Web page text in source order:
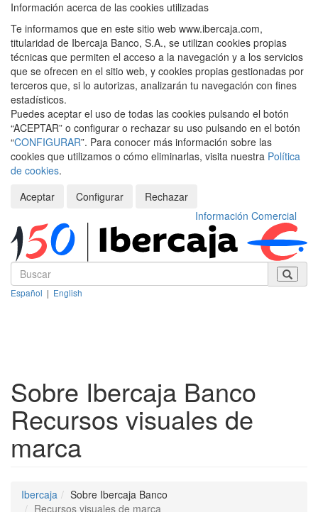
Información acerca de las cookies utilizadas
Te informamos que en este sitio web www.ibercaja.com,
titularidad de Ibercaja Banco, S.A., se utilizan cookies propias
técnicas que permiten el acceso a la navegación y a los servicios
que se ofrecen en el sitio web, y cookies propias gestionadas por
terceros que, si lo autorizas, analizarán tu navegación con fines
estadísticos.
Puedes aceptar el uso de todas las cookies pulsando el botón
“ACEPTAR” o configurar o rechazar su uso pulsando en el botón
“CONFIGURAR”. Para conocer más información sobre las
cookies que utilizamos o cómo eliminarlas, visita nuestra Política
de cookies.
Aceptar
Configurar
Rechazar
Información Comercial
Español | English
Sobre Ibercaja Banco
Recursos visuales de
marca
Ibercaja
Sobre Ibercaja Banco
Recursos visuales de marca